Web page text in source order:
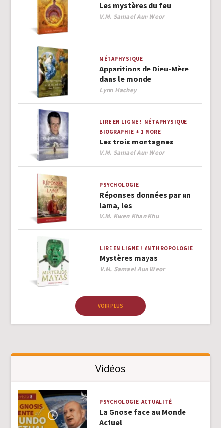
Les mystères du feu
Author
V.M. Samael Aun Weor
MÉTAPHYSIQUE
Apparitions de Dieu-Mère
dans le monde
Author
Lynn Hachey
LIRE EN LIGNE ! MÉTAPHYSIQUE
BIOGRAPHIE + 1 MORE
Les trois montagnes
Author
V.M. Samael Aun Weor
PSYCHOLOGIE
Réponses données par un
lama, les
Author
V.M. Kwen Khan Khu
LIRE EN LIGNE ! ANTHROPOLOGIE
Mystères mayas
Author
V.M. Samael Aun Weor
VOIR PLUS
Vidéos
PSYCHOLOGIE ACTUALITÉ
La Gnose face au Monde
Actuel